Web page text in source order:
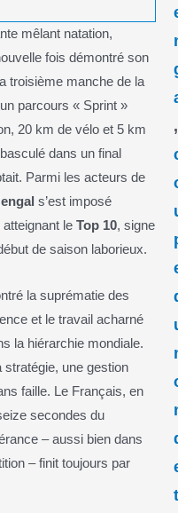
mêlant natation,
fois démontré son
troisième manche de la
parcours « Sprint »
20 km de vélo et 5 km
dans un final
Parmi les acteurs de
s’est imposé
le Top 10, signe
de saison laborieux.
la suprématie des
et le travail acharné
la hiérarchie mondiale.
stratégie, une gestion
faille. Le Français, en
secondes du
– aussi bien dans
– finit toujours par
,